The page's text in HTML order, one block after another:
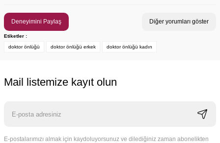
Tükendi
Deneyimini Paylaş Diğer yorumları göster
Etiketler :
doktor önlüğü
doktor önlüğü erkek doktor önlüğü kadın
Mail listemize kayıt olun
E-postalarımızı almak için kaydoluyorsunuz ve dilediğiniz zaman abonelikten